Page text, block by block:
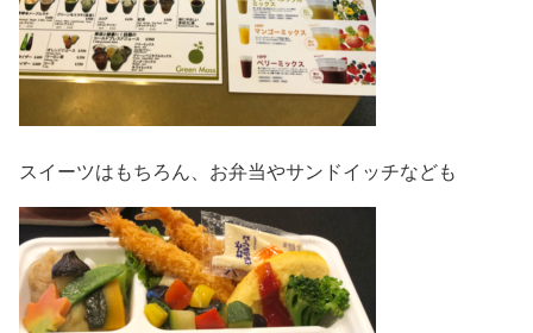
スイーツはもちろん、お弁当やサンドイッチなども